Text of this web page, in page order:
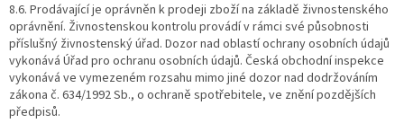
8.6. Prodávající je oprávněn k prodeji zboží na základě živnostenského
oprávnění. Živnostenskou kontrolu provádí v rámci své působnosti
příslušný živnostenský úřad. Dozor nad oblastí ochrany osobních údajů
vykonává Úřad pro ochranu osobních údajů. Česká obchodní inspekce
vykonává ve vymezeném rozsahu mimo jiné dozor nad dodržováním
zákona č. 634/1992 Sb., o ochraně spotřebitele, ve znění pozdějších
předpisů.